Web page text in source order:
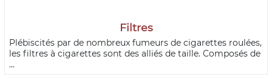
Filtres
Plébiscités par de nombreux fumeurs de cigarettes roulées,
les filtres à cigarettes sont des alliés de taille. Composés de
...